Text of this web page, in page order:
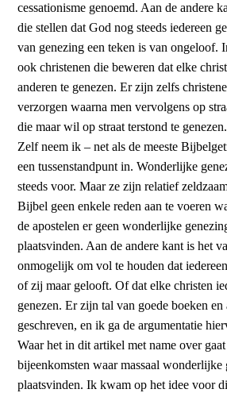
cessationisme genoemd. Aan de andere
die stellen dat God nog steeds iedereen
van genezing een teken is van ongeloof.
ook christenen die beweren dat elke
anderen te genezen. Er zijn zelfs
verzorgen waarna men vervolgens op
die maar wil op straat terstond te genezen.
Zelf neem ik – net als de meeste
een tussenstandpunt in. Wonderlijke
steeds voor. Maar ze zijn relatief
Bijbel geen enkele reden aan te voeren
de apostelen er geen wonderlijke
plaatsvinden. Aan de andere kant is het
onmogelijk om vol te houden dat
of zij maar gelooft. Of dat elke christen
genezen. Er zijn tal van goede boeken
geschreven, en ik ga de argumentatie
Waar het in dit artikel met name over
bijeenkomsten waar massaal wonderlijke
plaatsvinden. Ik kwam op het idee voor